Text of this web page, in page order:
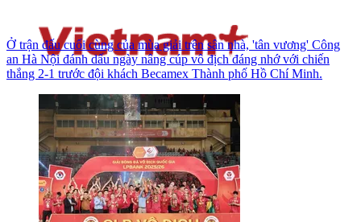
Ở trận đấu cuối cùng của mùa giải trên sân nhà, 'tân vương' Công
an Hà Nội đánh dấu ngày nâng cúp vô địch đáng nhớ với chiến
thắng 2-1 trước đội khách Becamex Thành phố Hồ Chí Minh.